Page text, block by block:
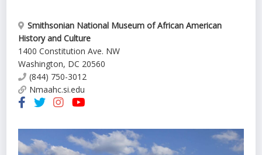
Smithsonian National Museum of African American
History and Culture
1400 Constitution Ave. NW
Washington, DC 20560
(844) 750-3012
Nmaahc.si.edu